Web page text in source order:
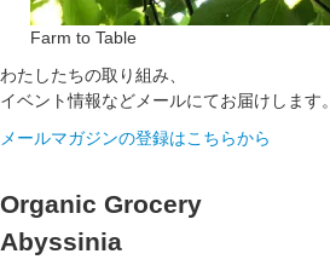
Farm to Table
わたしたちの取り組み、
イベント情報などメールにてお届けします。
メールマガジンの登録はこちらから
Organic Grocery
Abyssinia